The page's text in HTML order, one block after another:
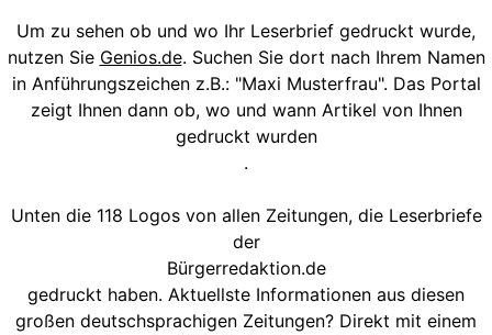
Um zu sehen ob und wo Ihr Leserbrief gedruckt wurde,
nutzen Sie Genios.de. Suchen Sie dort nach Ihrem Namen
in Anführungszeichen z.B.: "Maxi Musterfrau". Das Portal
zeigt Ihnen dann ob, wo und wann Artikel von Ihnen
gedruckt wurden
.
Unten die 118 Logos von allen Zeitungen, die Leserbriefe
der
Bürgerredaktion.de
gedruckt haben. Aktuellste Informationen aus diesen
großen deutschsprachigen Zeitungen? Direkt mit einem